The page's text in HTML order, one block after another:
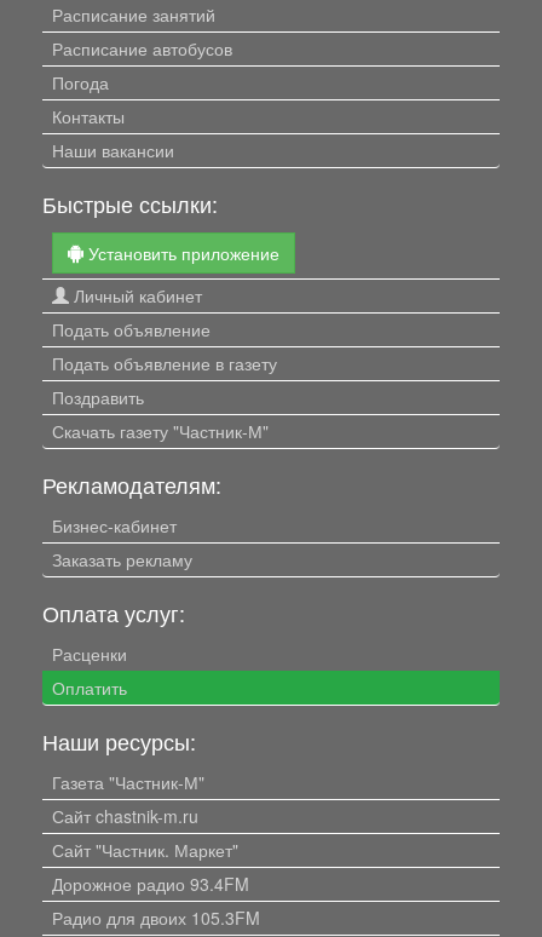
Расписание занятий
Расписание автобусов
Погода
Контакты
Наши вакансии
Быстрые ссылки:
Установить приложение
Личный кабинет
Подать объявление
Подать объявление в газету
Поздравить
Скачать газету "Частник-М"
Рекламодателям:
Бизнес-кабинет
Заказать рекламу
Оплата услуг:
Расценки
Оплатить
Наши ресурсы:
Газета "Частник-М"
Сайт chastnik-m.ru
Сайт "Частник. Маркет"
Дорожное радио 93.4FM
Радио для двоих 105.3FM